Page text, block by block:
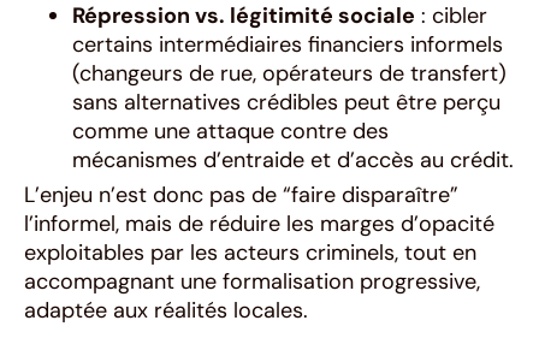
Répression vs. légitimité sociale : cibler
certains intermédiaires financiers informels
(changeurs de rue, opérateurs de transfert)
sans alternatives crédibles peut être perçu
comme une attaque contre des
mécanismes d’entraide et d’accès au crédit.
L’enjeu n’est donc pas de “faire disparaître”
l’informel, mais de réduire les marges d’opacité
exploitables par les acteurs criminels, tout en
accompagnant une formalisation progressive,
adaptée aux réalités locales.